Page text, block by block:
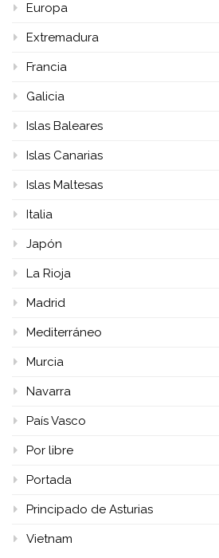
Europa
Extremadura
Francia
Galicia
Islas Baleares
Islas Canarias
Islas Maltesas
Italia
Japón
La Rioja
Madrid
Mediterráneo
Murcia
Navarra
País Vasco
Por libre
Portada
Principado de Asturias
Vietnam